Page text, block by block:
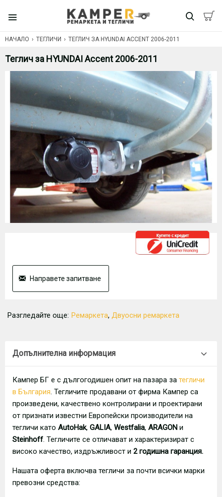
НАЧАЛО ТЕГЛИЧИ ТЕГЛИЧ ЗА HYUNDAI ACCENT 2006-2011
Теглич за HYUNDAI Accent 2006-2011
Направете запитване
Разгледайте още: Ремаркета, Двуосни ремаркета
Допълнителна информация
Кампер БГ е с дългогодишен опит на пазара за тегличи
в България. Тегличите продавани от фирма Кампер са
произведени, качествено контролирани и проектирани
от признати известни Европейски производители на
тегличи като AutoHak, GALIA, Westfalia, ARAGON и
Steinhoff. Тегличите се отличават и характеризират с
високо качество, издръжливост и 2 годишна гаранция.
Нашата оферта включва тегличи за почти всички марки
превозни средства: